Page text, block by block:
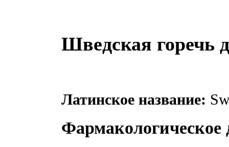
Шведская горечь
Латинское название:
Фармакологическое